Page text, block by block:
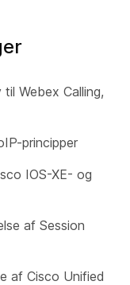
Webex Calling,
principper
IOS-XE- og
af Session
af Cisco Unified